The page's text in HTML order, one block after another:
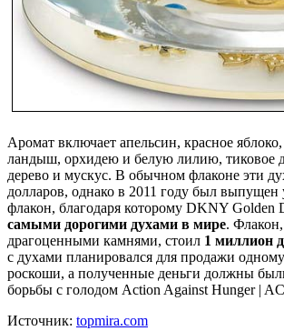
Аромат включает апельсин, красное яблоко,
ландыш, орхидею и белую лилию, тиковое
дерево и мускус. В обычном флаконе эти
долларов, однако в 2011 году был
флакон, благодаря которому DKNY Golden
самыми дорогими духами в мире.
драгоценными камнями, стоил 1 миллион
с духами планировался для продажи
роскоши, а полученные деньги должны
борьбы с голодом Action Against Hunger |
Источник: topmira.com